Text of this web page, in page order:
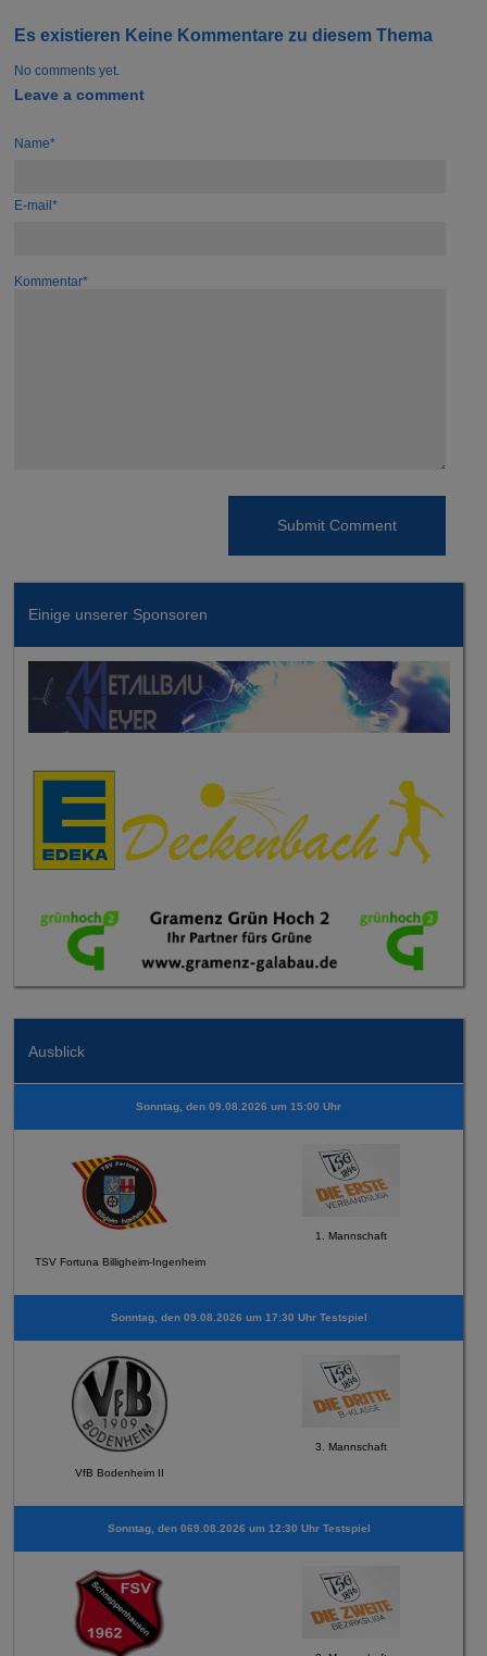
Es existieren Keine Kommentare zu diesem Thema
No comments yet.
Leave a comment
Name*
E-mail*
Kommentar*
Einige unserer Sponsoren
Ausblick
Sonntag, den 09.08.2026 um 15:00 Uhr
TSV Fortuna Billigheim-Ingenheim
1. Mannschaft
Sonntag, den 09.08.2026 um 17:30 Uhr Testspiel
VfB Bodenheim II
3. Mannschaft
Sonntag, den 069.08.2026 um 12:30 Uhr Testspiel